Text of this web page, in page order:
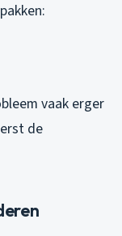
vaak erger
de